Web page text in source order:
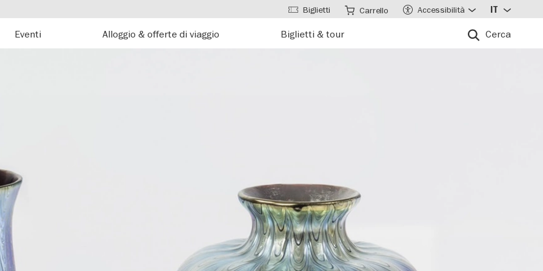
Eventi Alloggio & offerte di viaggio Biglietti & tour Cerca
Biglietti Carrello Accessibilità IT